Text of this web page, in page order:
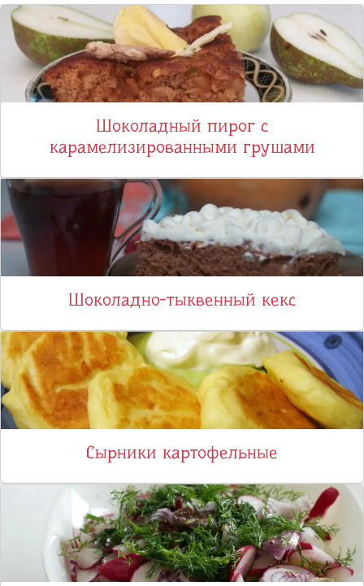
Шоколадный пирог с
карамелизированными грушами
Шоколадно-тыквенный кекс
Сырники картофельные